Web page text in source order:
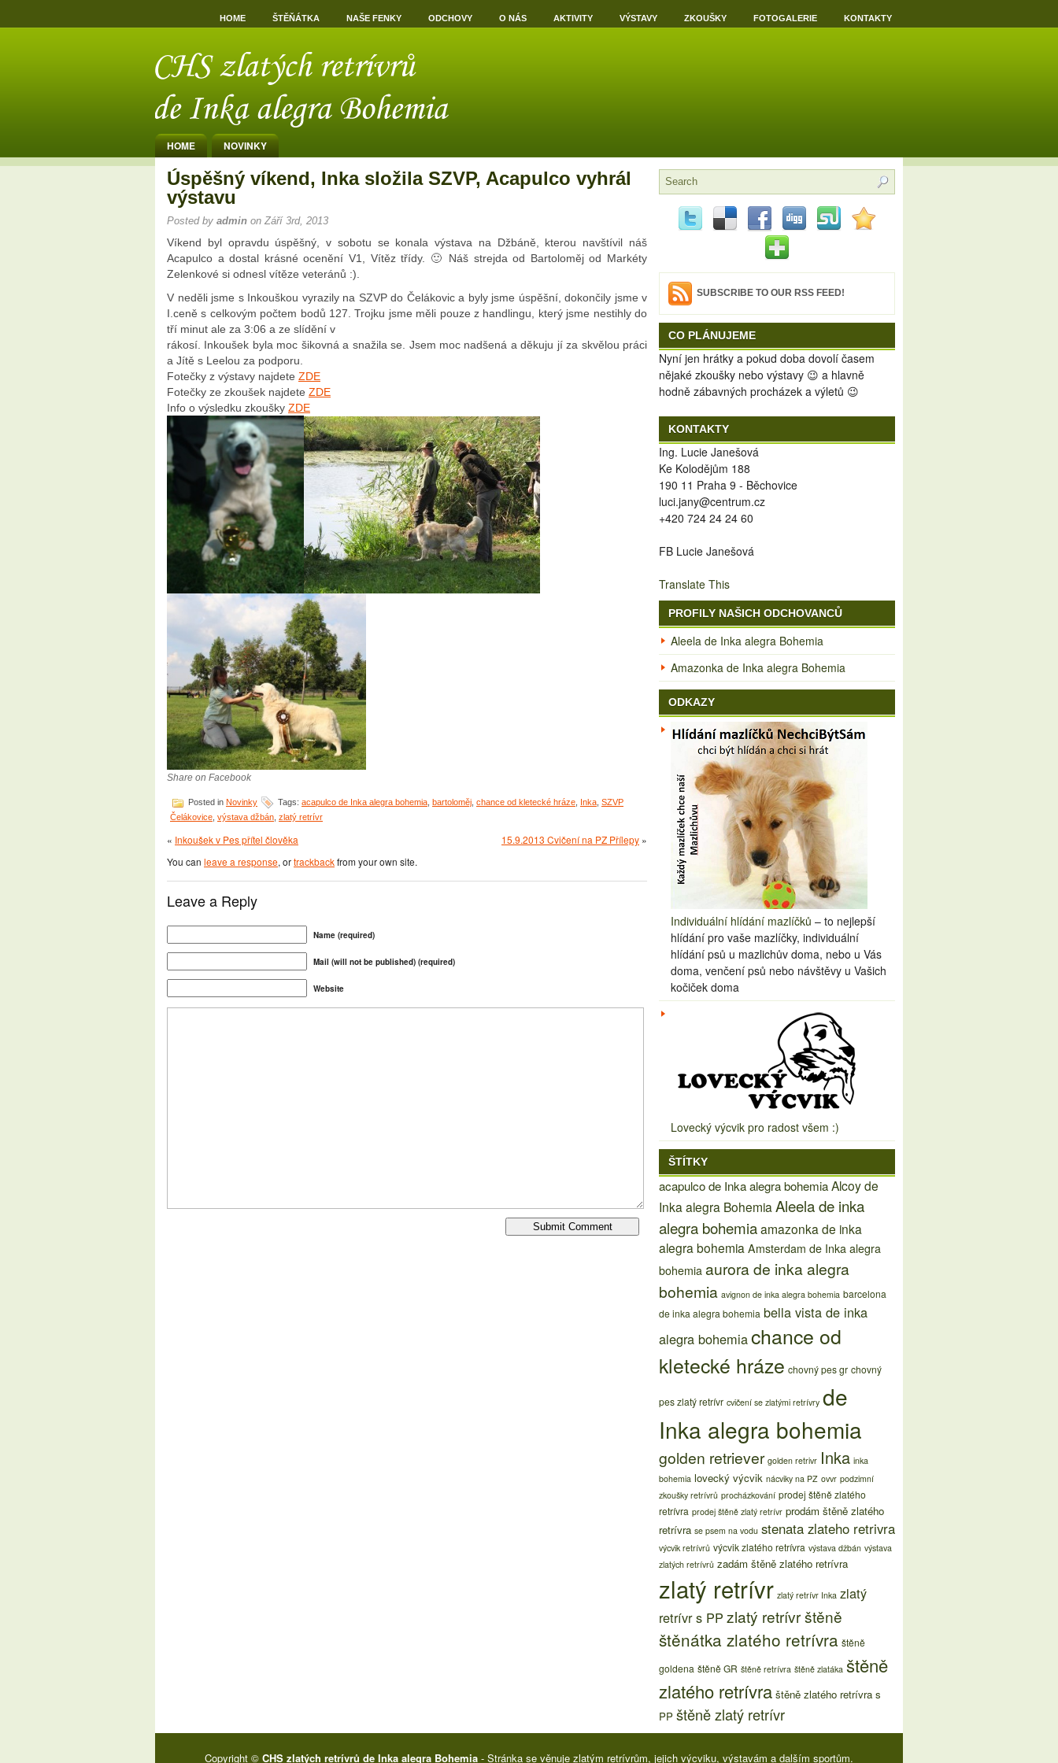
HOME ŠTĚŇÁTKA NAŠE FENKY ODCHOVY O NÁS AKTIVITY VÝSTAVY ZKOUŠKY FOTOGALERIE KONTAKTY
HOME NOVINKY
Úspěšný víkend, Inka složila SZVP, Acapulco vyhrál
výstavu
Posted by admin on Září 3rd, 2013
Víkend byl opravdu úspěšný, v sobotu se konala výstava na Džbáně, kterou navštívil náš
Acapulco a dostal krásné ocenění V1, Vítěz třídy. 🙂 Náš strejda od Bartoloměj od Markéty
Zelenkové si odnesl vítěze veteránů :).
V neděli jsme s Inkouškou vyrazily na SZVP do Čelákovic a byly jsme úspěšní, dokončily jsme v
I.ceně s celkovým počtem bodů 127. Trojku jsme měli pouze z handlingu, který jsme nestihly do
tří minut ale za 3:06 a ze slídění v
rákosí. Inkoušek byla moc šikovná a snažila se. Jsem moc nadšená a děkuju jí za skvělou práci
a Jítě s Leelou za podporu.
Fotečky z výstavy najdete ZDE
Fotečky ze zkoušek najdete ZDE
Info o výsledku zkoušky ZDE
Share on Facebook
Posted in Novinky Tags: acapulco de Inka alegra bohemia bartoloměj chance od kletecké hráze Inka SZVP
Čelákovice výstava džbán zlatý retrívr
« Inkoušek v Pes přítel člověka 15.9.2013 Cvičení na PZ Přílepy »
You can leave a response, ortrackbackfrom your own site.
Leave a Reply
Name (required)
Mail (will not be published) (required)
Website
SUBSCRIBE TO OUR RSS FEED!
CO PLÁNUJEME
Nyní jen hrátky a pokud doba dovolí časem
nějaké zkoušky nebo výstavy 😉 a hlavně
hodně zábavných procházek a výletů 😉
KONTAKTY
Ing. Lucie Janešová
Ke Kolodějům 188
190 11 Praha 9 - Běchovice
luci.jany@centrum.cz
+420 724 24 24 60
FB Lucie Janešová
Translate This
PROFILY NAŠICH ODCHOVANCŮ
Aleela de Inka alegra Bohemia
Amazonka de Inka alegra Bohemia
ODKAZY
Individuální hlídání mazlíčků – to nejlepší
hlídání pro vaše mazlíčky, individuální
hlídání psů u mazlichův doma, nebo u Vás
doma, venčení psů nebo návštěvy u Vašich
kočiček doma
Lovecký výcvik pro radost všem :)
ŠTÍTKY
acapulco de Inka alegra bohemiaAlcoy de
Inka alegra Bohemia Aleela de inka
alegra bohemiaamazonka de inka
alegra bohemia Amsterdam de Inka alegra
bohemia aurora de inka alegra
bohemia avignon de inka alegra bohemia barcelona
de inka alegra bohemia bella vista de inka
alegra bohemiachance od
kletecké hráze chovný pes gr chovný
pes zlatý retrívr cvičení se zlatými retrívry de
Inka alegra bohemia
golden retriever golden retrivr Inka inka
bohemia lovecký výcvik nácviky na PZ ovvr podzimní
zkoušky retrívrů procházkování prodej štěně zlatého
retrívra prodej štěně zlatý retrívr prodám štěně zlatého
retrívra se psem na vodu stenata zlateho retrivra
výcvik retrívrů výcvik zlatého retrívra výstava džbán výstava
zlatých retrívrů zadám štěně zlatého retrívra
zlatý retrívr zlatý retrívr Inka zlatý
retrívr s PP zlatý retrívr štěně
štěnátka zlatého retrívra štěně
goldena štěně GR štěně retrívra štěně zlatáka štěně
zlatého retrívra štěně zlatého retrívra s
PP štěně zlatý retrívr
Copyright © CHS zlatých retrívrů de Inka alegra Bohemia - Stránka se věnuje zlatým retrívrům, jejich výcviku, výstavám a dalším sportům.